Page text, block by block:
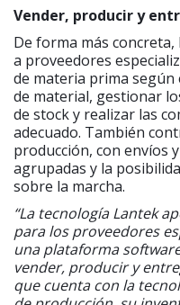
Vender, producir y
De forma más
a proveedores
de materia prima
de material, gestionar
de stock y realizar las
adecuado. También
producción, con envíos
agrupadas y la
sobre la marcha.
“La tecnología Lantek
para los proveedores
una plataforma
vender, producir y
que cuenta con la